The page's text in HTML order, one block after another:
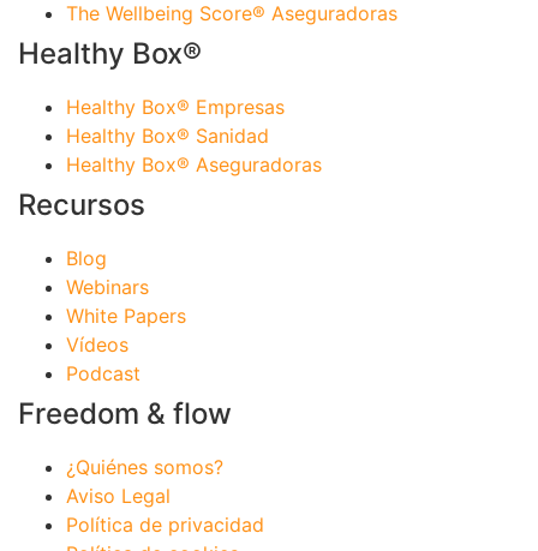
The Wellbeing Score® Aseguradoras
Healthy Box®
Healthy Box® Empresas
Healthy Box® Sanidad
Healthy Box® Aseguradoras
Recursos
Blog
Webinars
White Papers
Vídeos
Podcast
Freedom & flow
¿Quiénes somos?
Aviso Legal
Política de privacidad